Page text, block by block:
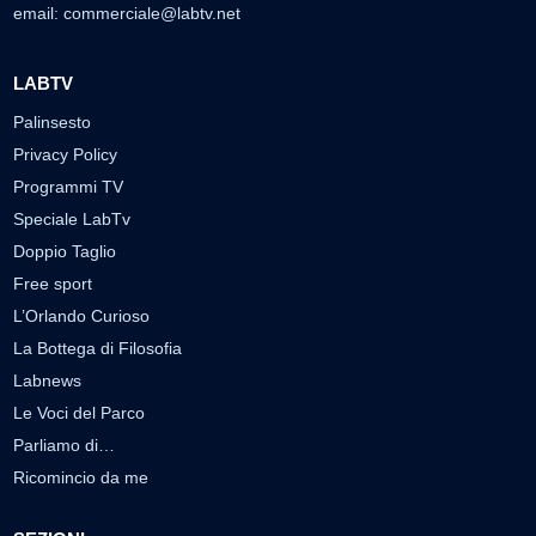
email: commerciale@labtv.net
LABTV
Palinsesto
Privacy Policy
Programmi TV
Speciale LabTv
Doppio Taglio
Free sport
L’Orlando Curioso
La Bottega di Filosofia
Labnews
Le Voci del Parco
Parliamo di…
Ricomincio da me